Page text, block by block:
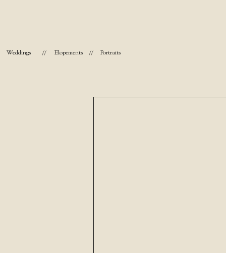
Portraits
//
Elopements
//
Weddings